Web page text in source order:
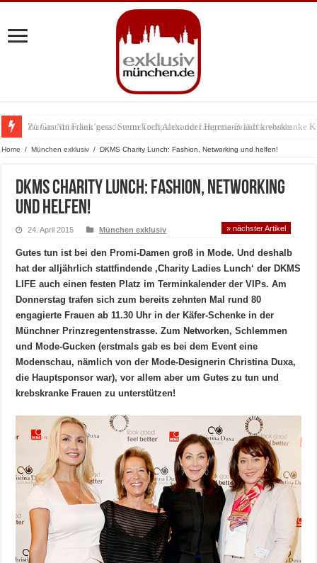
Warum München gerade zum Treffpunkt der Lingerie-Branche wurde
Home / München exklusiv / DKMS Charity Lunch: Fashion, Networking und helfen!
DKMS Charity Lunch: Fashion, Networking
und helfen!
24. April 2015 München exklusiv » nächster Artikel
Gutes tun ist bei den Promi-Damen groß in Mode. Und deshalb
hat der alljährlich stattfindende ‚Charity Ladies Lunch‘ der DKMS
LIFE auch einen festen Platz im Terminkalender der VIPs. Am
Donnerstag trafen sich zum bereits zehnten Mal rund 80
engagierte Frauen ab 11.30 Uhr in der Käfer-Schenke in der
Münchner Prinzregentenstrasse. Zum Networken, Schlemmen
und Mode-Gucken (erstmals gab es bei dem Event eine
Modenschau, nämlich von der Mode-Designerin Christina Duxa,
die Hauptsponsor war), vor allem aber um Gutes zu tun und
krebskranke Frauen zu unterstützen!